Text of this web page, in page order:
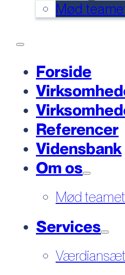
Mød
Forside
Referencer
Vidensbank
Om os
Mød teamet
Services